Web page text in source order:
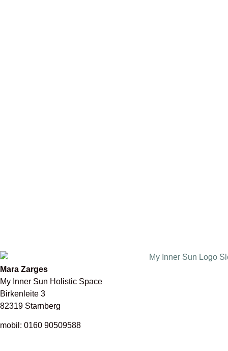
Mara Zarges
My Inner Sun Holistic Space
Birkenleite 3
82319 Starnberg
mobil: 0160 90509588